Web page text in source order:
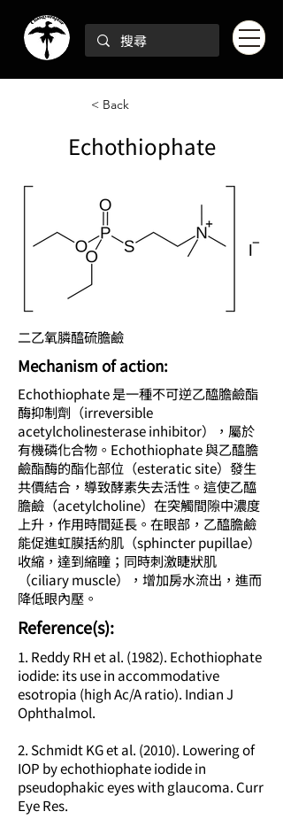
< Back
Echothiophate
二乙氧膦醯硫膽鹼
Mechanism of action:
Echothiophate 是一種不可逆乙醯膽鹼酯
酶抑制劑（irreversible
acetylcholinesterase inhibitor），屬於
有機磷化合物。Echothiophate 與乙醯膽
鹼酯酶的酯化部位（esteratic site）發生
共價結合，導致酵素失去活性。這使乙醯
膽鹼（acetylcholine）在突觸間隙中濃度
上升，作用時間延長。在眼部，乙醯膽鹼
能促進虹膜括約肌（sphincter pupillae）
收縮，達到縮瞳；同時刺激睫狀肌
（ciliary muscle），增加房水流出，進而
降低眼內壓。
​Reference(s):
1. Reddy RH et al. (1982). Echothiophate
iodide: its use in accommodative
esotropia (high Ac/A ratio). Indian J
Ophthalmol.
2. Schmidt KG et al. (2010). Lowering of
IOP by echothiophate iodide in
pseudophakic eyes with glaucoma. Curr
Eye Res.